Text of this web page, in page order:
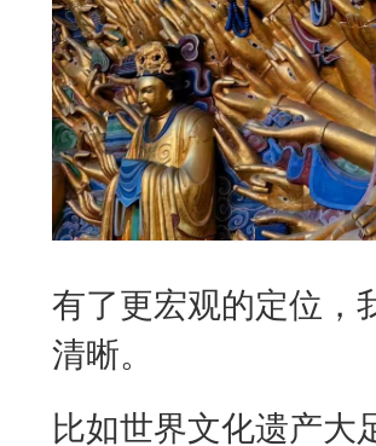
有了更宏观的定位，
清晰。
比如世界文化遗产大